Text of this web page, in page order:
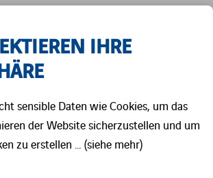
SZINTILLATOREN (EN)
IHRE
sensible Daten wie Cookies, um das
der Website sicherzustellen und um
zu erstellen … (siehe mehr)